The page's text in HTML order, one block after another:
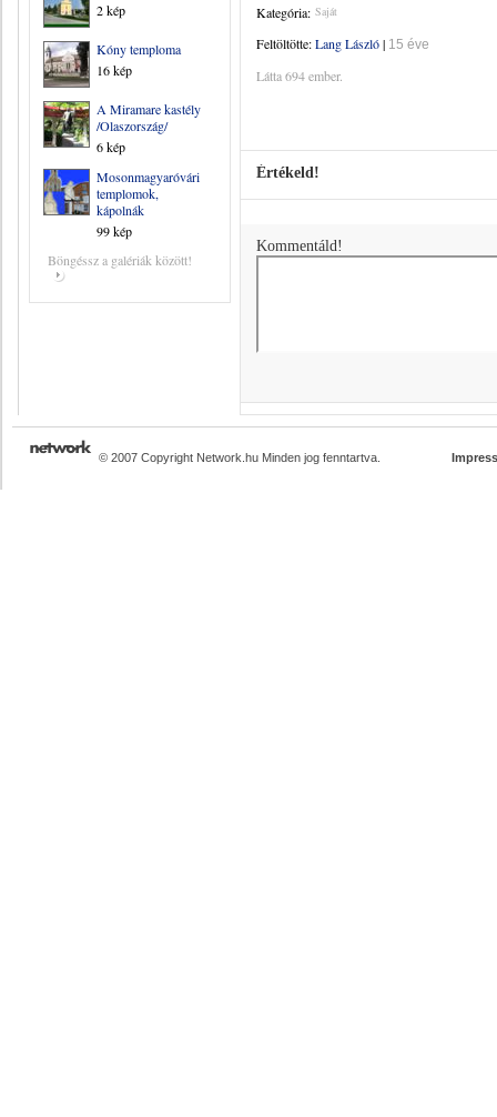
2 kép
Kóny temploma
16 kép
A Miramare kastély
/Olaszország/
6 kép
Mosonmagyaróvári
templomok,
kápolnák
99 kép
Böngéssz a galériák között!
Kategória: Saját
Feltöltötte:Lang László| 15 éve
Látta 694 ember.
Értékeld!
Kommentáld!
© 2007 Copyright Network.hu Minden jog fenntartva.